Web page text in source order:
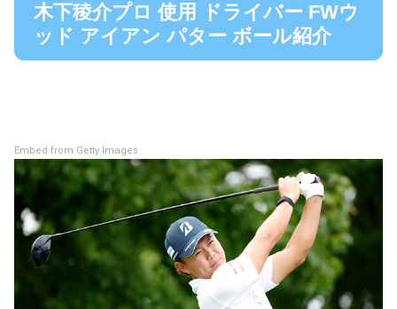
木下稜介プロ 使用 ドライバー FWウ
ッド アイアン パター ボール紹介
Embed from Getty Images